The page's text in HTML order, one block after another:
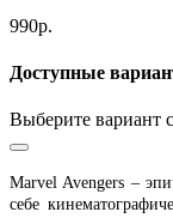
990р.
Доступные
Выберите вариант
Marvel Avengers –
себе